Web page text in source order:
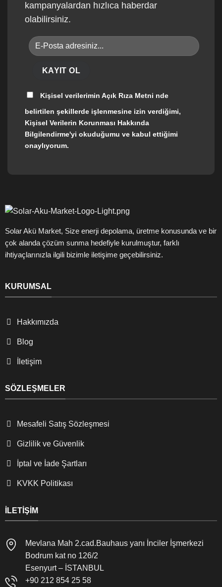
kampanyalardan hızlıca haberdar
olabilirsiniz.
Kişisel verilerimin Açık Rıza Metni nde
belirtilen şekillerde işlenmesine izin verdiğimi,
Kişisel Verilerin Korunması Hakkında
Bilgilendirme'yi okuduğumu ve kabul ettiğimi
onaylıyorum.
Solar Akü Market, Size enerji depolama, üretme konusunda ve bir
çok alanda çözüm sunma hedefiyle kurulmuştur, farklı
ihtiyaçlarınızla ilgili bizimle iletişime geçebilirsiniz.
KURUMSAL
Hakkımızda
Blog
İletişim
SÖZLEŞMELER
Mesafeli Satış Sözleşmesi
Gizlilik ve Güvenlik
İptal ve İade Şartları
KVKK Politikası
İLETIŞIM
Mevlana Mah 2.cad.Bauhaus yanı İnciler İşmerkezi
Bodrum kat no 126/2
Esenyurt – İSTANBUL
+90 212 854 25 58